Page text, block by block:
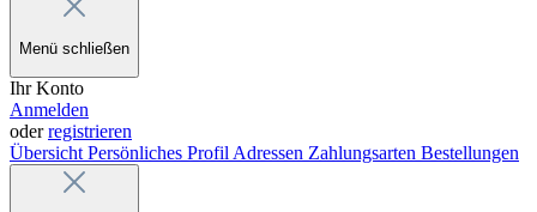
Menü schließen
Ihr Konto
Anmelden
oderregistrieren
Übersicht Persönliches Profil Adressen Zahlungsarten Bestellungen